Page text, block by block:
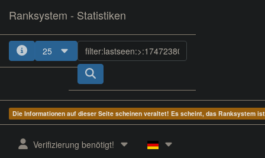
Ranksystem - Statistiken
25
Die Informationen auf dieser Seite scheinen veraltet! Es scheint, das Ranksystem
Verifizierung benötigt!
Rang Client-Name
gesehen
ges.